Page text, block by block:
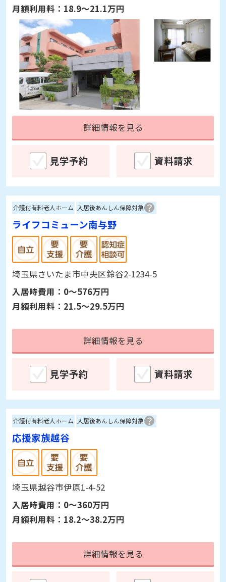
月額利用料： 18.9～21.1万円
詳細情報を見る
見学予約 資料請求
介護付有料老人ホーム 入居後あんしん保障対象
ライフコミューン南与野
埼玉県さいたま市中央区鈴谷2-1234-5
入居時費用： 0～576万円
月額利用料： 21.5～29.5万円
詳細情報を見る
見学予約
介護付有料老人ホーム 入居後あんしん保障対象
応援家族越谷